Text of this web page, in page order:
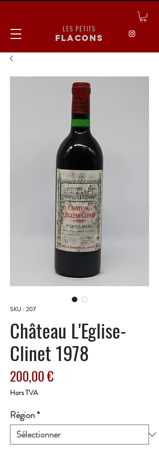
LES PETITS
flacons
SKU : 207
Château L'Eglise-
Clinet 1978
200,00 €Prix
Hors TVA
Région*